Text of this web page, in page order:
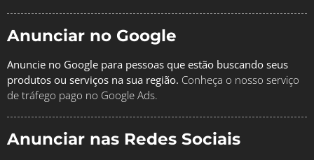
Anunciar no Google
Anuncie no Google para pessoas que estão buscando seus
produtos ou serviços na sua região. Conheça o nosso serviço
de tráfego pago no Google Ads.
Anunciar nas Redes Sociais